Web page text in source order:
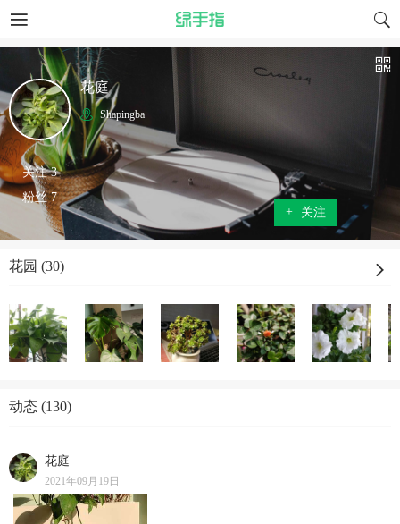
关注 3
粉丝 7
花庭
Shapingba
+ 关注
花园 (30)
动态 (130)
花庭
2021年09月19日